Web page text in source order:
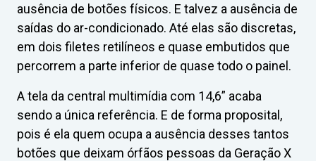
ausência de botões físicos. E talvez a ausência de
saídas do ar-condicionado. Até elas são discretas,
em dois filetes retilíneos e quase embutidos que
percorrem a parte inferior de quase todo o painel.
A tela da central multimídia com 14,6” acaba
sendo a única referência. E de forma proposital,
pois é ela quem ocupa a ausência desses tantos
botões que deixam órfãos pessoas da Geração X